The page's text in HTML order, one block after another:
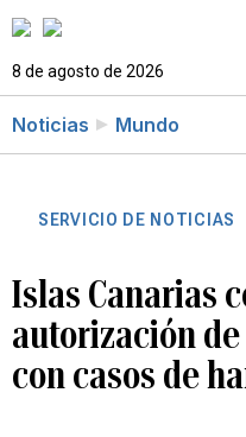
8 de agosto de 2026
Noticias Mundo
SERVICIO DE NOTICIAS
Islas Canarias
autorización
con casos de